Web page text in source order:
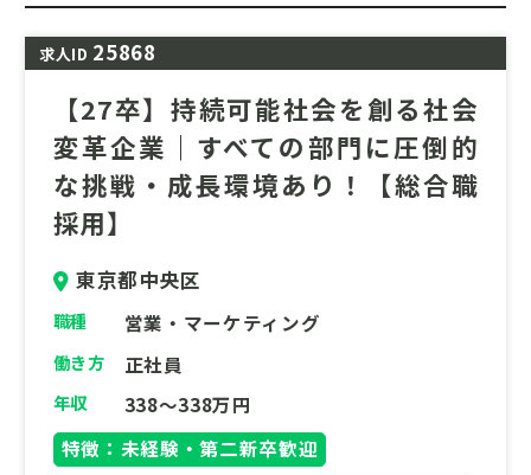
求人ID 25868
【27卒】持続可能社会を創る社会
変革企業｜すべての部門に圧倒的
な挑戦・成長環境あり！【総合職
採用】
東京都中央区
職種 営業・マーケティング
働き方 正社員
年収
338～338万円
特徴：未経験・第二新卒歓迎